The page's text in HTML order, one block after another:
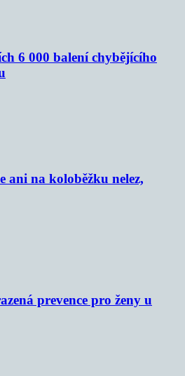
6 000 balení chybějícího
ani na koloběžku nelez,
prevence pro ženy u